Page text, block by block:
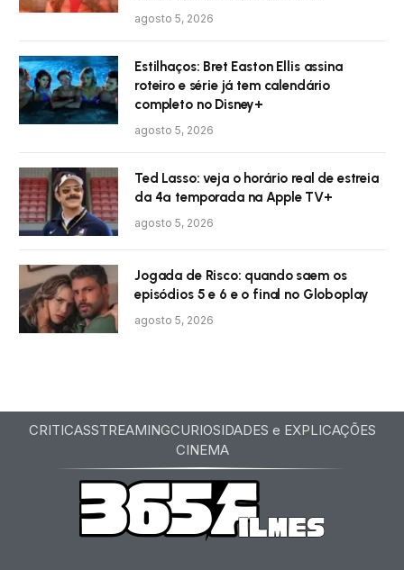
agosto 5, 2026
Estilhaços: Bret Easton Ellis assina
roteiro e série já tem calendário
completo no Disney+
agosto 5, 2026
Ted Lasso: veja o horário real de estreia
da 4ª temporada na Apple TV+
agosto 5, 2026
Jogada de Risco: quando saem os
episódios 5 e 6 e o final no Globoplay
agosto 5, 2026
CRITICASSTREAMINGCURIOSIDADES e EXPLICAÇÕES
CINEMA